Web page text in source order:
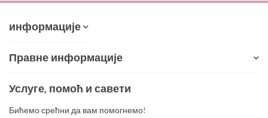
информације
Правне информације
Услуге, помоћ и савети
Бићемо срећни да вам помогнемо!